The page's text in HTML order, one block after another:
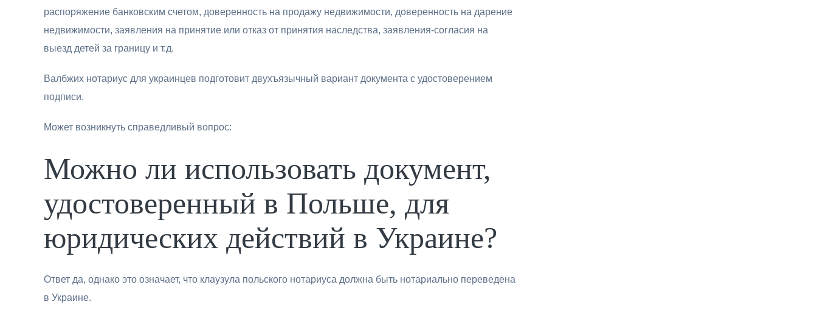
распоряжение банковским счетом, доверенность на продажу недвижимости, доверенность на дарение
недвижимости, заявления на принятие или отказ от принятия наследства, заявления-согласия на
выезд детей за границу и т.д.
Валбжих нотариус для украинцев подготовит двухъязычный вариант документа с удостоверением
подписи.
Может возникнуть справедливый вопрос:
Можно ли использовать документ,
удостоверенный в Польше, для
юридических действий в Украине?
Ответ да, однако это означает, что клаузула польского нотариуса должна быть нотариально переведена
в Украине.